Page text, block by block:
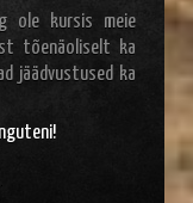
ole kursis meie
tõenäoliselt ka
jäädvustused ka